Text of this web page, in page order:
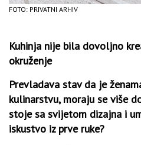
FOTO: PRIVATNI ARHIV
Kuhinja nije bila dovoljno
okruženje
Prevladava stav da je
kulinarstvu, moraju se više
stoje sa svijetom dizajna i
iskustvo iz prve ruke?